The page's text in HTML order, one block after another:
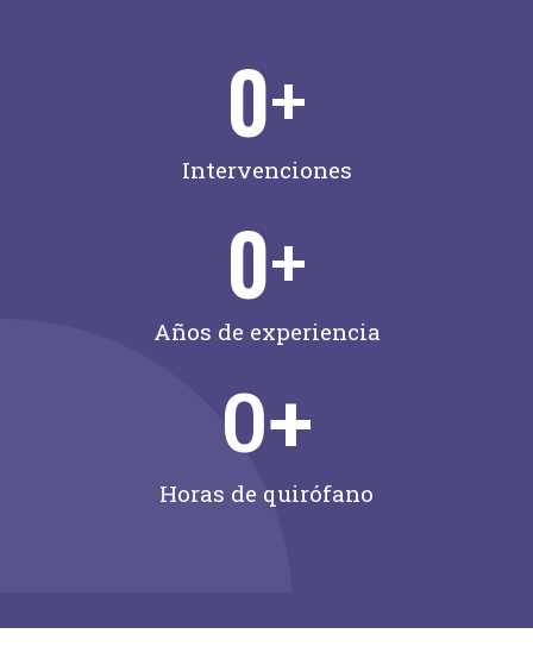
0+
Intervenciones
0+
Años de experiencia
0+
Horas de quirófano